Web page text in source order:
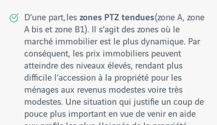
D’une part, leszones PTZ tendues(zone A, zone
A bis et zone B1). Il s’agit des zones où le
marché immobilier est le plus dynamique. Par
conséquent, les prix immobiliers peuvent
atteindre des niveaux élevés, rendant plus
difficile l’accession à la propriété pour les
ménages aux revenus modestes voire très
modestes. Une situation qui justifie un coup de
pouce plus important en vue de venir en aide